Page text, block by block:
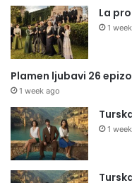
La
1
Plamen ljubavi 26
1 week ago
1